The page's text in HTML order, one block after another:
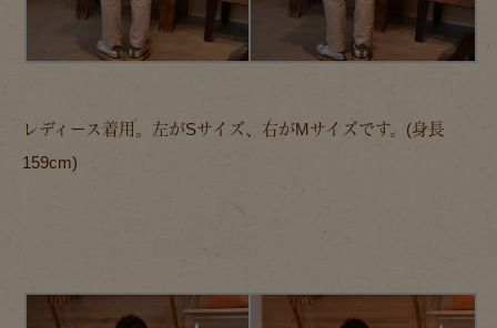
レディース着用。左がSサイズ、右がMサイズです。(身長
159cm)